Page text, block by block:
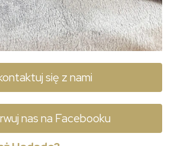
się z nami
nas na Facebooku